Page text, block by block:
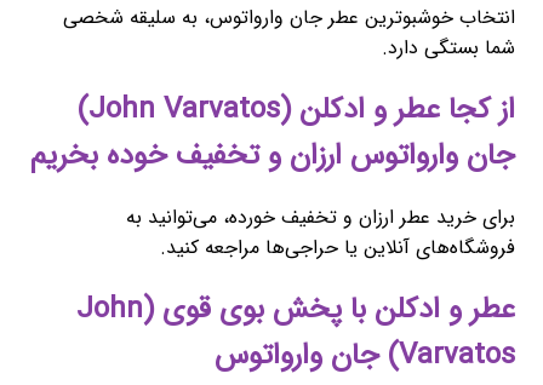
انتخاب خوشبوترین عطر جان وارواتوس، به سلیقه شخصی
شما بستگی دارد.
از کجا عطر و ادکلن (John Varvatos)
جان وارواتوس ارزان و تخفیف خوده بخریم
برای خرید عطر ارزان و تخفیف خورده، می‌توانید به
فروشگاه‌های آنلاین یا حراجی‌ها مراجعه کنید.
عطر و ادکلن با پخش بوی قوی (John
Varvatos) جان وارواتوس